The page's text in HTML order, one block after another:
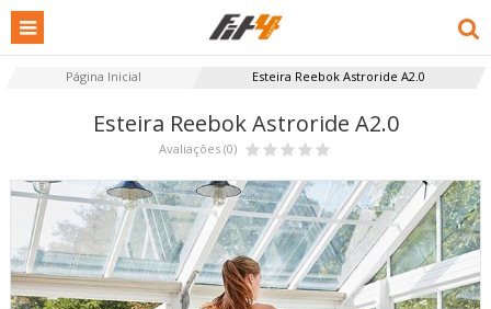
Página Inicial Esteira Reebok Astroride A2.0
Esteira Reebok Astroride A2.0
Avaliações (0)